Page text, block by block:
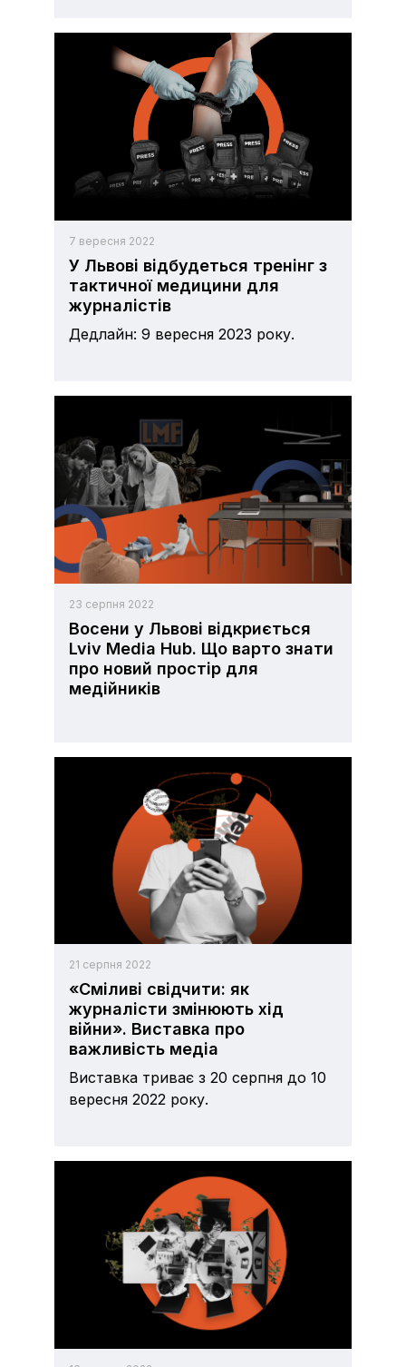
7 вересня 2022
У Львові відбудеться тренінг з
тактичної медицини для
журналістів
Дедлайн: 9 вересня 2023 року.
23 серпня 2022
Восени у Львові відкриється
Lviv Media Hub. Що варто знати
про новий простір для
медійників
21 серпня 2022
«Сміливі свідчити: як
журналісти змінюють хід
війни». Виставка про
важливість медіа
Виставка триває з 20 серпня до 10
вересня 2022 року.